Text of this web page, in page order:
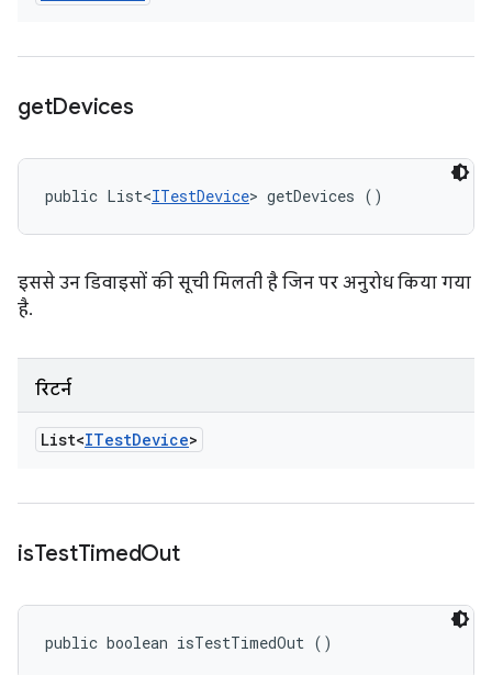
getDevices
public List<ITestDevice> getDevices ()
इससे उन डिवाइसों की सूची मिलती है जिन पर अनुरोध किया गया
है.
रिटर्न
List<ITestDevice>
isTestTimedOut
public boolean isTestTimedOut ()